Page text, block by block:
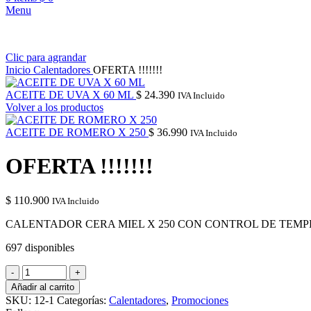
Menu
Clic para agrandar
Inicio Calentadores OFERTA !!!!!!!
ACEITE DE UVA X 60 ML $ 24.390 IVA Incluido
Volver a los productos
ACEITE DE ROMERO X 250 $ 36.990 IVA Incluido
OFERTA !!!!!!!
$ 110.900 IVA Incluido
CALENTADOR CERA MIEL X 250 CON CONTROL DE
697 disponibles
OFERTA
!!!!!!!
cantidad
Añadir al carrito
SKU: 12-1 Categorías: Calentadores, Promociones